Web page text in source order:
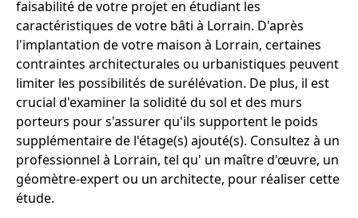
faisabilité de votre projet en étudiant les
caractéristiques de votre bâti à Lorrain. D'après
l'implantation de votre maison à Lorrain, certaines
contraintes architecturales ou urbanistiques peuvent
limiter les possibilités de surélévation. De plus, il est
crucial d'examiner la solidité du sol et des murs
porteurs pour s'assurer qu'ils supportent le poids
supplémentaire de l'étage(s) ajouté(s). Consultez à un
professionnel à Lorrain, tel qu' un maître d'œuvre, un
géomètre-expert ou un architecte, pour réaliser cette
étude.